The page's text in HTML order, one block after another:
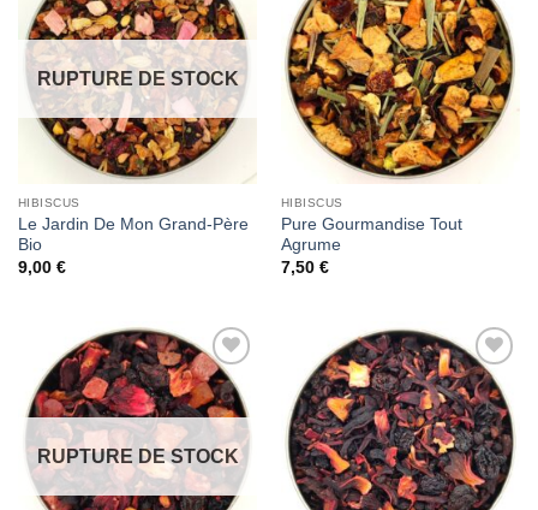
Add to
Wishlist
RUPTURE DE STOCK
HIBISCUS
Le Jardin De Mon Grand-Père
Bio
9,00 €
Add to
Wishlist
HIBISCUS
Pure Gourmandise Tout
Agrume
7,50 €
Add to
Wishlist
RUPTURE DE STOCK
Add to
Wishlist